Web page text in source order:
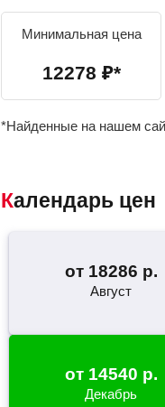
Минимальная цена
12278 ₽*
*Найденные на нашем
Календарь цен
от 18286 р.
Август
от 14540 р.
Декабрь